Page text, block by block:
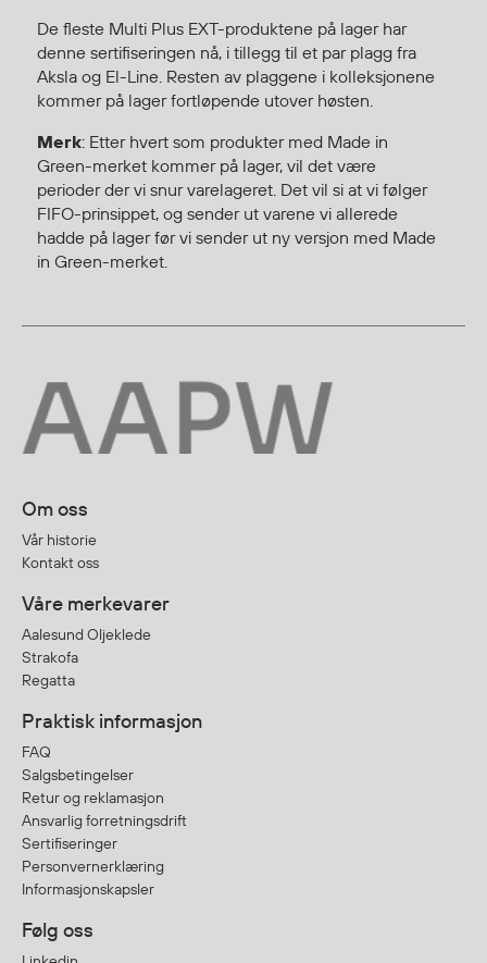
Diverse
Hode- og lommelykter
Sekker og bagger
Hygiene
Mygg- og flåttmiddel
De fleste Multi Plus EXT-produktene på lager har
denne sertifiseringen nå, i tillegg til et par plagg fra
Aksla og El-Line. Resten av plaggene i kolleksjonene
kommer på lager fortløpende utover høsten.
Merk: Etter hvert som produkter med Made in
Green-merket kommer på lager, vil det være
perioder der vi snur varelageret. Det vil si at vi følger
FIFO-prinsippet, og sender ut varene vi allerede
hadde på lager før vi sender ut ny versjon med Made
in Green-merket.
Om oss
Vår historie
Kontakt oss
Våre merkevarer
Aalesund Oljeklede
Strakofa
Regatta
Praktisk informasjon
FAQ
Salgsbetingelser
Retur og reklamasjon
Ansvarlig forretningsdrift
Sertifiseringer
Personvernerklæring
Informasjonskapsler
Følg oss